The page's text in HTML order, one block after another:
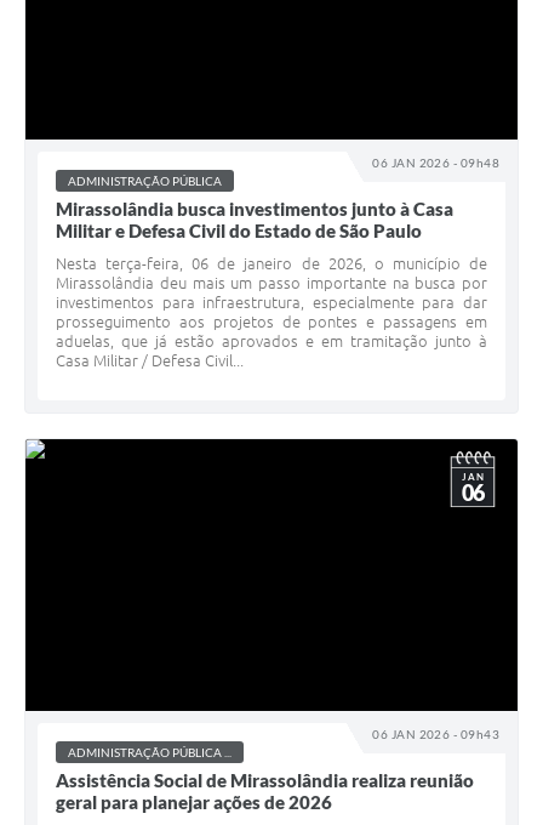
06 JAN 2026 - 09h48
ADMINISTRAÇÃO PÚBLICA
Mirassolândia busca investimentos junto à Casa
Militar e Defesa Civil do Estado de São Paulo
Nesta terça-feira, 06 de janeiro de 2026, o município de
Mirassolândia deu mais um passo importante na busca por
investimentos para infraestrutura, especialmente para dar
prosseguimento aos projetos de pontes e passagens em
aduelas, que já estão aprovados e em tramitação junto à
Casa Militar / Defesa Civil...
06 JAN 2026 - 09h43
JAN
06
ADMINISTRAÇÃO PÚBLICA ...
Assistência Social de Mirassolândia realiza reunião
geral para planejar ações de 2026